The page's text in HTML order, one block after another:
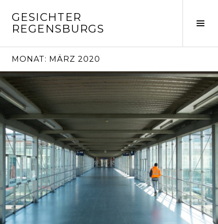
zum
Inhalt
GESICHTER
REGENSBURGS
MONAT: MÄRZ 2020